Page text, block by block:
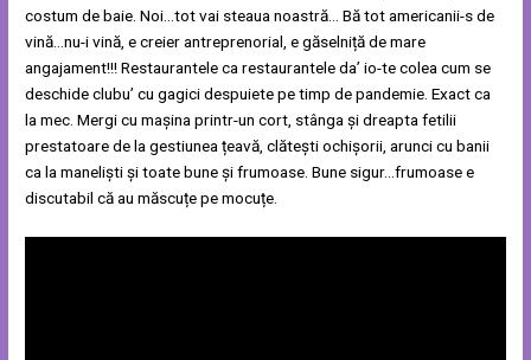
costum de baie. Noi…tot vai steaua noastră… Bă tot americanii-s de
vină…nu-i vină, e creier antreprenorial, e găselniță de mare
angajament!!! Restaurantele ca restaurantele da’ io-te colea cum se
deschide clubu’ cu gagici despuiete pe timp de pandemie. Exact ca
la mec. Mergi cu mașina printr-un cort, stânga și dreapta fetilii
prestatoare de la gestiunea țeavă, clătești ochișorii, arunci cu banii
ca la maneliști și toate bune și frumoase. Bune sigur…frumoase e
discutabil că au măscuțe pe mocuțe.